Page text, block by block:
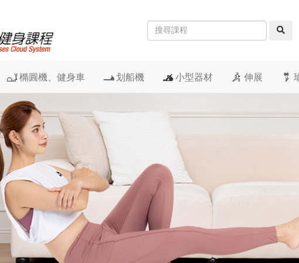
橢圓機、健身車 划船機 小型器材 伸展